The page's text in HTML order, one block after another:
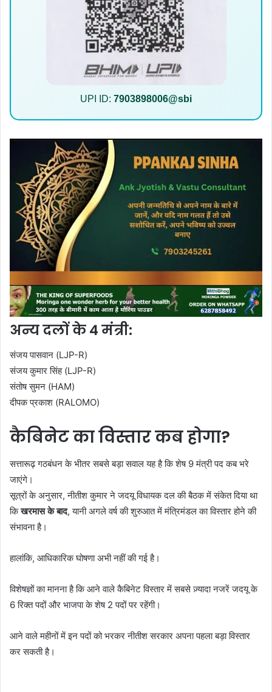
UPI ID: 7903898006@sbi
अन्य दलों के 4 मंत्री:
संजय पासवान (LJP-R)
संजय कुमार सिंह (LJP-R)
संतोष सुमन (HAM)
दीपक प्रकाश (RALOMO)
कैबिनेट का विस्तार कब होगा?
सत्तारूढ़ गठबंधन के भीतर सबसे बड़ा सवाल यह है कि शेष 9 मंत्री पद कब भरे
जाएंगे।
सूत्रों के अनुसार, नीतीश कुमार ने जदयू विधायक दल की बैठक में संकेत दिया था
किखरमास के बाद, यानी अगले वर्ष की शुरुआत में मंत्रिमंडल का विस्तार होने की
संभावना है।
हालांकि, आधिकारिक घोषणा अभी नहीं की गई है।
विशेषज्ञों का मानना है कि आने वाले कैबिनेट विस्तार में सबसे ज़्यादा नजरें जदयू के
6 रिक्त पदों और भाजपा के शेष 2 पदों पर रहेंगी।
आने वाले महीनों में इन पदों को भरकर नीतीश सरकार अपना पहला बड़ा विस्तार
कर सकती है।